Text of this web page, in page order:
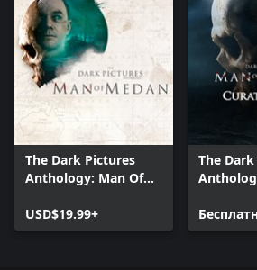
The Dark Pictures
Anthology: Man Of
USD$19.99+
The
Cut